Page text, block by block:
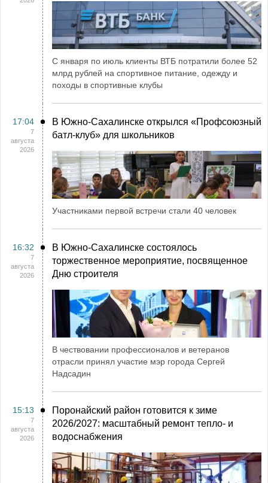
С января по июль клиенты ВТБ потратили более 52
млрд рублей на спортивное питание, одежду и
походы в спортивные клубы
17:04
7
августа
2026
В Южно-Сахалинске открылся «Профсоюзный
батл-клуб» для школьников
Участниками первой встречи стали 40 человек
16:32
7
августа
2026
В Южно-Сахалинске состоялось
торжественное мероприятие, посвященное
Дню строителя
В чествовании профессионалов и ветеранов
отрасли принял участие мэр города Сергей
Надсадин
15:13
7
августа
2026
Поронайский район готовится к зиме
2026/2027: масштабный ремонт тепло- и
водоснабжения